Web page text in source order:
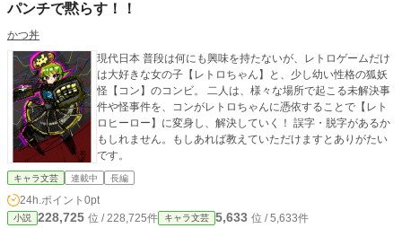
パンチで黙らす！！
かつ丼
現代日本 普段は何にも興味を持たないが、レトロゲームだけ
は大好きな女の子【レトロちゃん】と、少し幼い性格の狐妖
怪【コン】のコンビ。 二人は、様々な場所で起こる未解決事
件や怪事件を、コンがレトロちゃんに憑依することで【レト
ロヒーロー】に変身し、解決していく！ 誤字・脱字があるか
もしれません。もしあれば教えていただけますとありがたい
です。
キャラ文芸 連載中 長編
24h.ポイント 0pt
小説 228,725 位 / 228,725件 キャラ文芸 5,633 位 / 5,633件